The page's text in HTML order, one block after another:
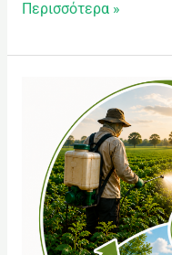
Περισσότερα »
Φυτοφάρμακα
μέρος